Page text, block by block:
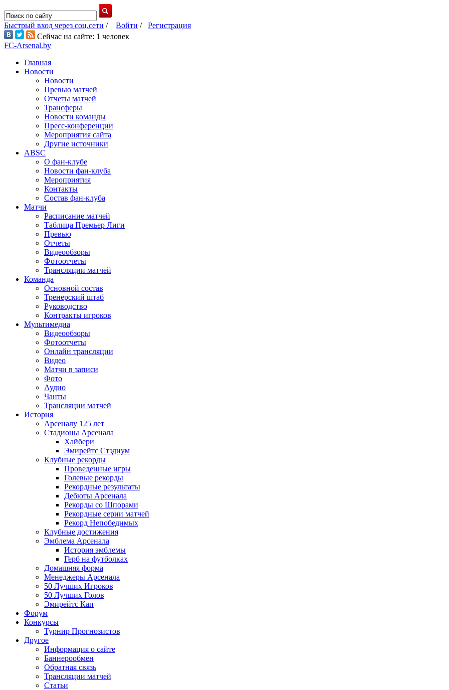
Быстрый вход через соц.сети / Войти / Регистрация
Сейчас на сайте: 1 человек
FC-Arsenal.by
Главная
Новости
Новости
Превью матчей
Отчеты матчей
Трансферы
Новости команды
Пресс-конференции
Мероприятия сайта
Другие источники
ABSC
О фан-клубе
Новости фан-клуба
Мероприятия
Контакты
Состав фан-клуба
Матчи
Расписание матчей
Таблица Премьер Лиги
Превью
Отчеты
Видеообзоры
Фотоотчеты
Трансляции матчей
Команда
Основной состав
Тренерский штаб
Руководство
Контракты игроков
Мультимедиа
Видеообзоры
Фотоотчеты
Онлайн трансляции
Видео
Матчи в записи
Фото
Аудио
Чанты
Трансляции матчей
История
Арсеналу 125 лет
Стадионы Арсенала
Хайбери
Эмирейтс Стэдиум
Клубные рекорды
Проведенные игры
Голевые рекорды
Рекордные результаты
Дебюты Арсенала
Рекорды со Шпорами
Рекордные серии матчей
Рекорд Непобедимых
Клубные достижения
Эмблема Арсенала
История эмблемы
Герб на футболках
Домашняя форма
Менеджеры Арсенала
50 Лучших Игроков
50 Лучших Голов
Эмирейтс Кап
Форум
Конкурсы
Турнир Прогнозистов
Другое
Информация о сайте
Баннерообмен
Обратная связь
Трансляции матчей
Статьи